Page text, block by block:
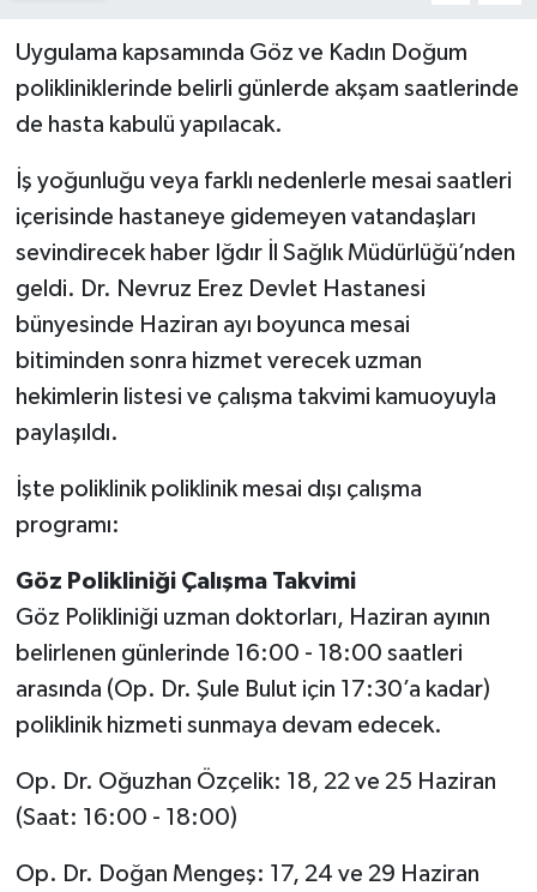
Uygulama kapsamında Göz ve Kadın Doğum
polikliniklerinde belirli günlerde akşam saatlerinde
de hasta kabulü yapılacak.
İş yoğunluğu veya farklı nedenlerle mesai saatleri
içerisinde hastaneye gidemeyen vatandaşları
sevindirecek haber Iğdır İl Sağlık Müdürlüğü’nden
geldi. Dr. Nevruz Erez Devlet Hastanesi
bünyesinde Haziran ayı boyunca mesai
bitiminden sonra hizmet verecek uzman
hekimlerin listesi ve çalışma takvimi kamuoyuyla
paylaşıldı.
İşte poliklinik poliklinik mesai dışı çalışma
programı:
Göz Polikliniği Çalışma Takvimi
Göz Polikliniği uzman doktorları, Haziran ayının
belirlenen günlerinde 16:00 - 18:00 saatleri
arasında (Op. Dr. Şule Bulut için 17:30’a kadar)
poliklinik hizmeti sunmaya devam edecek.
Op. Dr. Oğuzhan Özçelik: 18, 22 ve 25 Haziran
(Saat: 16:00 - 18:00)
Op. Dr. Doğan Mengeş: 17, 24 ve 29 Haziran